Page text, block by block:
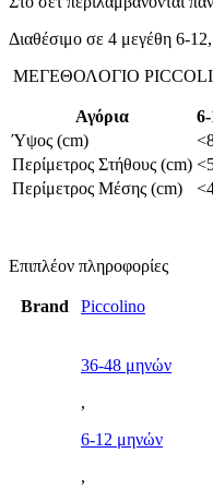
Διαθέσιμο σε 4 μεγέθη 6-
ΜΕΓΕΘΟΛOΓΙΟ
Αγόρια
Ύψος (cm)
Περίμετρος Στήθους (cm)
Περίμετρος Μέσης (cm)
Επιπλέον πληροφορίες
Brand Piccolino
36-48 μηνών
,
6-12 μηνών
,